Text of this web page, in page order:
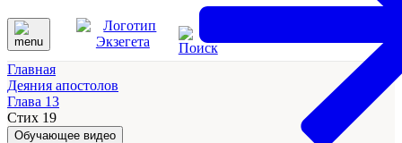
Главная
Деяния апостолов
Глава 13
Стих 19
Обучающее видео